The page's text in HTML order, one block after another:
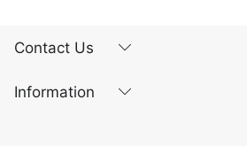
Contact Us
Information